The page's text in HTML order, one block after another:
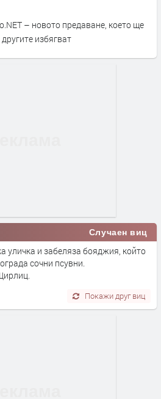
– новото предаване, което ще
избягват
Случаен виц
и забеляза бояджия, който
сочни псувни.
Покажи друг виц